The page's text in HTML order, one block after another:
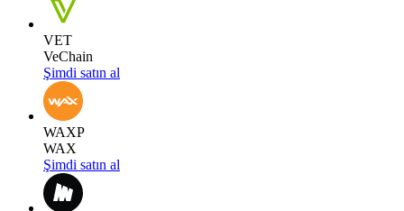
VET
VeChain
Şimdi satın al
WAXP
WAX
Şimdi satın al